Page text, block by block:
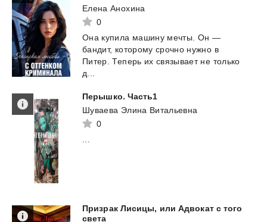
Елена Анохина
0
Она купила машину мечты. Он —
бандит, которому срочно нужно в
Питер. Теперь их связывает не только
д...
Перышко. Часть1
Шуваева Элина Витальевна
0
Призрак Лисицы, или Адвокат с того
света